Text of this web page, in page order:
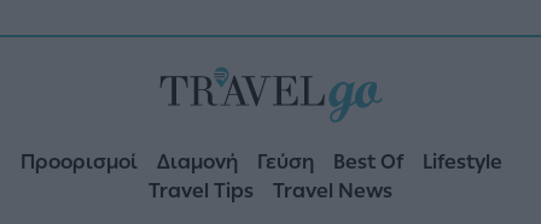
Προορισμοί Διαμονή Γεύση Best Of
Lifestyle
Travel Tips
Travel News